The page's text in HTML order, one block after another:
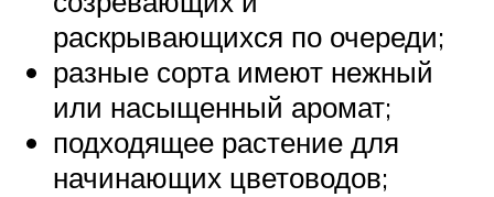
раскрывающихся по очереди;
разные сорта имеют нежный
или насыщенный аромат;
подходящее растение для
начинающих цветоводов;